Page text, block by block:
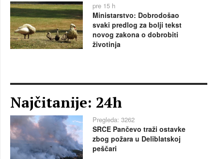
pre 15 h
Ministarstvo: Dobrodošao
svaki predlog za bolji tekst
novog zakona o dobrobiti
životinja
Najčitanije: 24h
Pregleda: 3262
SRCE Pančevo traži ostavke
zbog požara u Deliblatskoj
peščari